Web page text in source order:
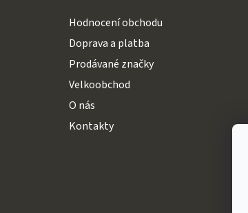
Hodnocení obchodu
Doprava a platba
Prodávané značky
Velkoobchod
O nás
Kontakty